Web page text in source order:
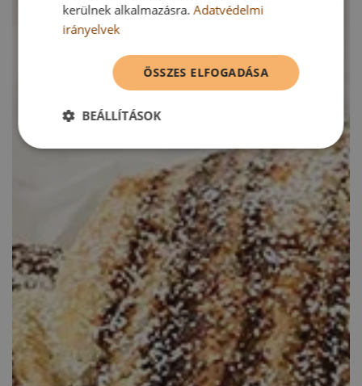
kerülnek alkalmazásra.Adatvédelmi
irányelvek
ÖSSZES ELFOGADÁSA
BEÁLLÍTÁSOK